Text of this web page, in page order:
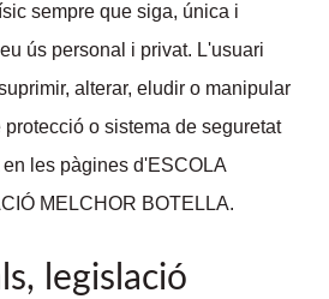
sempre que siga, única i
ús personal i privat. L'usuari
alterar, eludir o manipular
o sistema de seguretat
les pàgines d'ESCOLA
MELCHOR BOTELLA.
legislació